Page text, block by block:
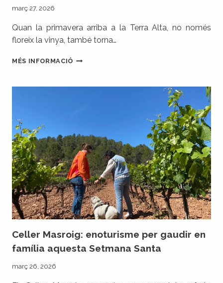
març 27, 2026
Quan la primavera arriba a la Terra Alta, no només
floreix la vinya, també torna…
MÉS INFORMACIÓTORNA
‘PRIMAVERA
AMB VI,
CULTURA,
MÚSICA
I
GASTRONOMIA!
Celler Masroig: enoturisme per gaudir en
família aquesta Setmana Santa
març 26, 2026